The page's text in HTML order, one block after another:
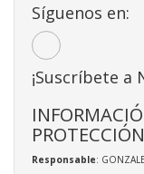
Síguenos en:
¡Suscríbete a
Responsable: